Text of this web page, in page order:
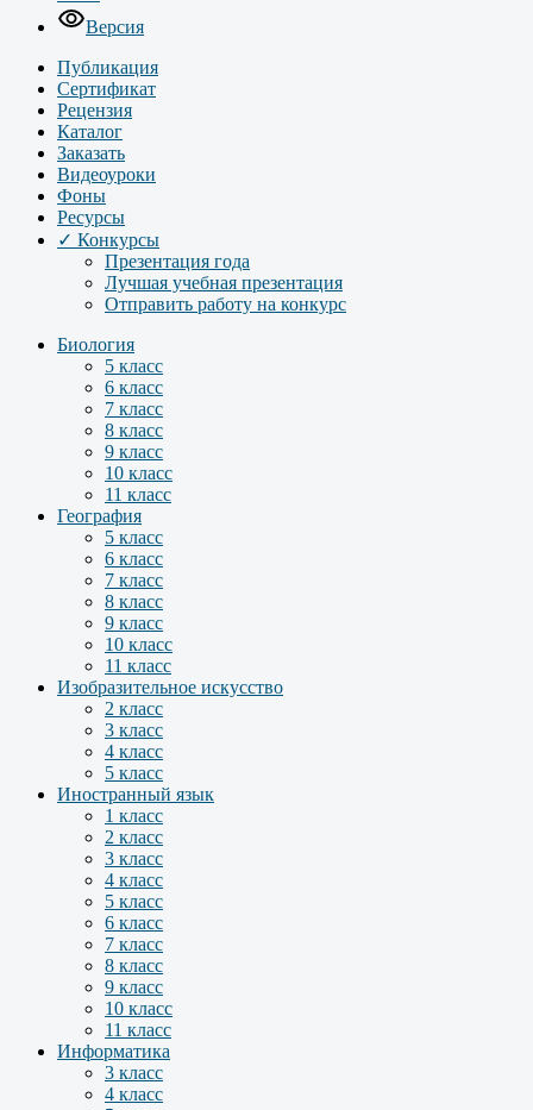
Версия
Публикация
Сертификат
Рецензия
Каталог
Заказать
Видеоуроки
Фоны
Ресурсы
✓ Конкурсы
Презентация года
Лучшая учебная презентация
Отправить работу на конкурс
Биология
5 класс
6 класс
7 класс
8 класс
9 класс
10 класс
11 класс
География
5 класс
6 класс
7 класс
8 класс
9 класс
10 класс
11 класс
Изобразительное искусство
2 класс
3 класс
4 класс
5 класс
Иностранный язык
1 класс
2 класс
3 класс
4 класс
5 класс
6 класс
7 класс
8 класс
9 класс
10 класс
11 класс
Информатика
3 класс
4 класс